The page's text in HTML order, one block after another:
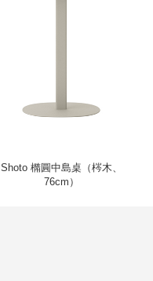
Shoto 橢圓中島桌（梣木、
76cm）